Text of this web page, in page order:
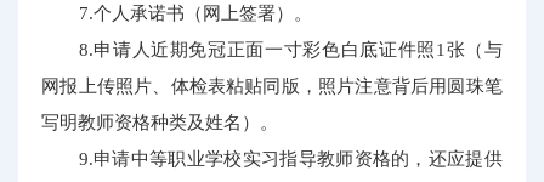
7.个人承诺书（网上签署）。
8.申请人近期免冠正面一寸彩色白底证件照1张（与
网报上传照片、体检表粘贴同版，照片注意背后用圆珠笔
写明教师资格种类及姓名）。
9.申请中等职业学校实习指导教师资格的，还应提供